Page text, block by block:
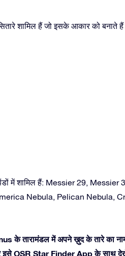
शामिल हैं जो इसके आकार को बनाते
में शामिल हैं: Messier 29, Messier
Nebula, Pelican Nebula,
के तारामंडल में अपने ख़ुद के तारे का
इसे OSR Star Finder App के साथ